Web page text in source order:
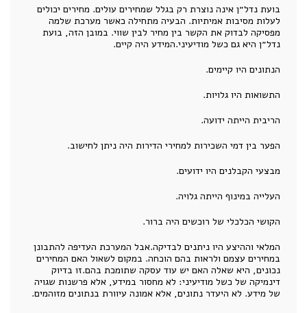
בועת נדל״ן אינה נוצרת רק בגלל שמחירים עולים. מחירים יכולים
לעלות מסיבות אמיתיות. הבעיה מתחילה כאשר מערכת שלמה
מפסיקה לבדוק את הקשר בין מחיר לבין שווי. במובן הזה, בועת
נדל״ן היא גם כשל מודיעיני.המידע היה קיים.
הנתונים היו קיימים.
התשואות היו גלויות.
הריבית הייתה ידועה.
הפער בין דמי השכירות למחירי הדירות היה ניתן לחישוב.
מבצעי הקבלנים היו ידועים.
העלייה במינוף הייתה גלויה.
הקושי הכלכלי של רוכשים היה ברור.
המלאי וההיצע היו ניתנים לבדיקה.אבל המערכת העדיפה להתבונן
במחירים עצמם ולראות בהם הוכחה. במקום לשאול האם המחירים
נכונים, היא שאלה האם יש עוד עסקה שתומכת בהם.זו בדיוק
דינמיקה של כשל מודיעיני: לא מחסור במידע, אלא פרשנות שגויה
של מידע. לא היעדר נתונים, אלא אמונה עיוורת בנתונים מזוהמים.